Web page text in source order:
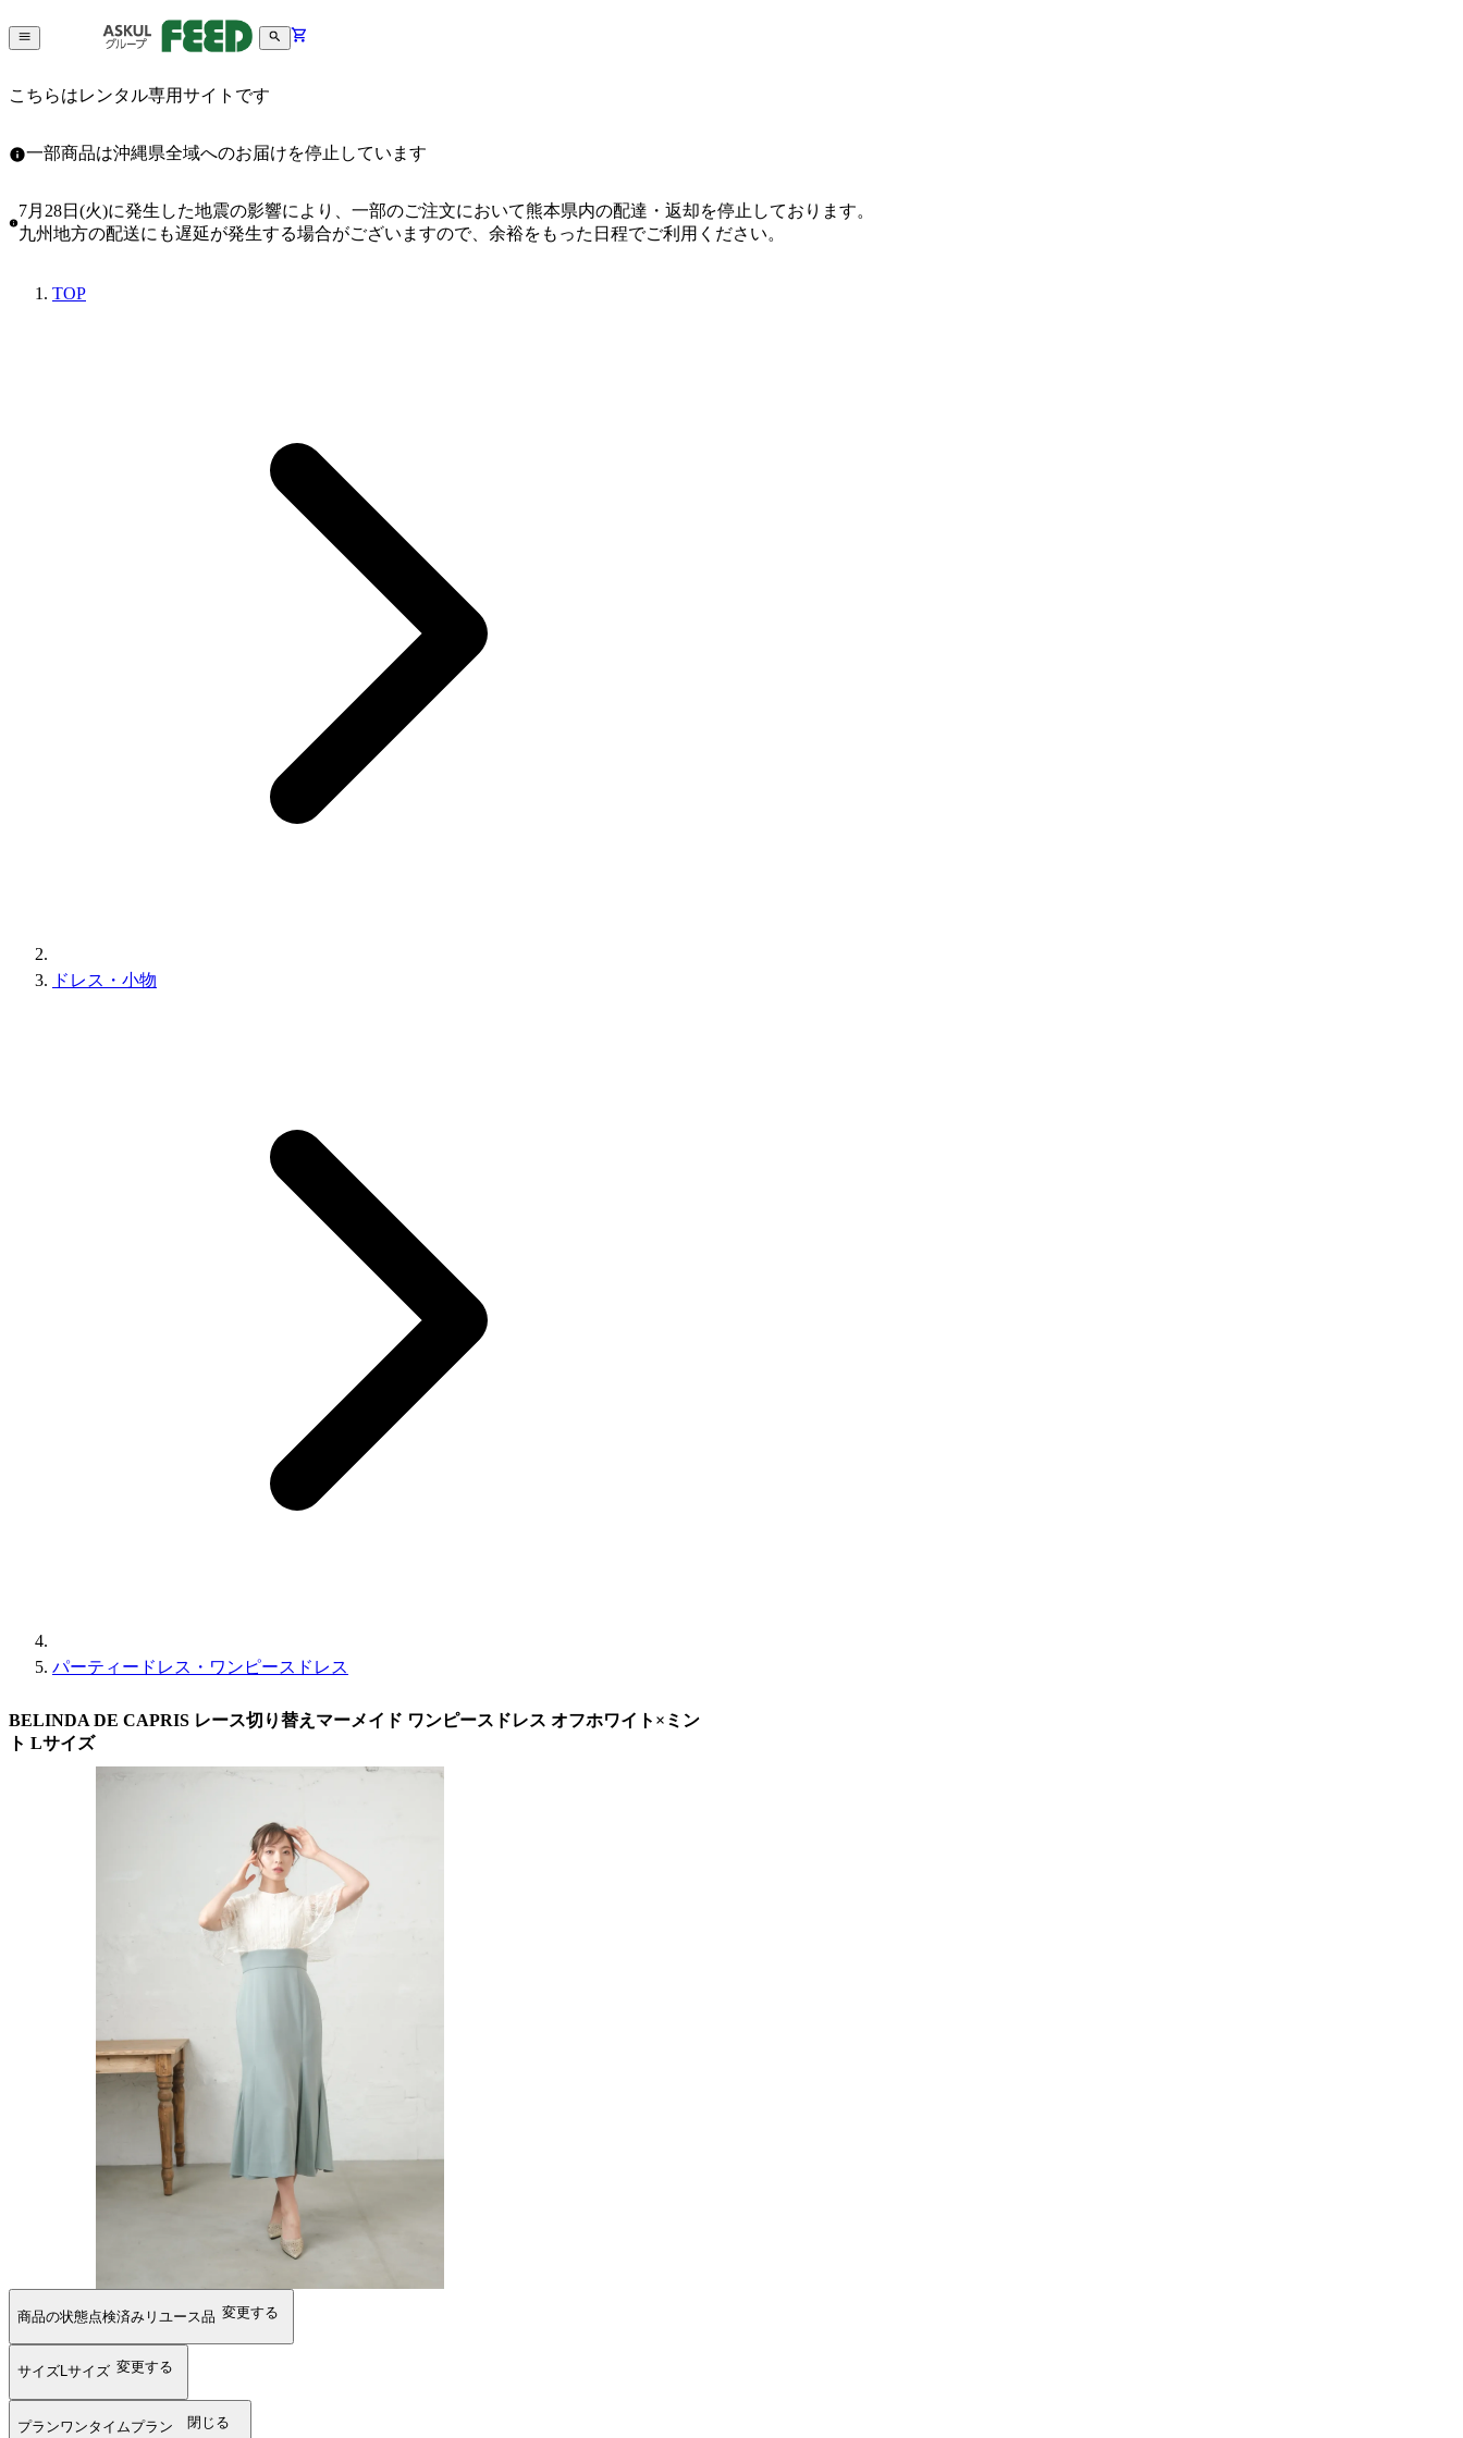
こちらはレンタル専用サイトです
一部商品は沖縄県全域へのお届けを停止しています
7月28日(火)に発生した地震の影響により、一部のご注文において熊本県内の配達・返却を停止しております。
九州地方の配送にも遅延が発生する場合がございますので、余裕をもった日程でご利用ください。
TOP
ドレス・小物
パーティードレス・ワンピースドレス
BELINDA DE CAPRIS レース切り替えマーメイド ワンピースドレス オフホワイト×ミン
ト Lサイズ
商品の状態点検済みリユース品 変更する
サイズLサイズ 変更する
プランワンタイムプラン 閉じる